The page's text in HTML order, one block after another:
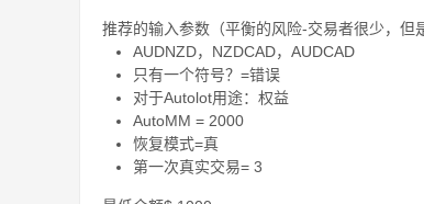
推荐的输入参数（平衡的风险-交易者很少，但
AUDNZD，NZDCAD，AUDCAD
只有一个符号？=错误
对于Autolot用途：权益
AutoMM = 2000
恢复模式=真
第一次真实交易= 3